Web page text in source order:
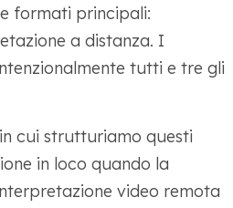
formati principali:
a distanza. I
tutti e tre gli
cui strutturiamo questi
in loco quando la
video remota